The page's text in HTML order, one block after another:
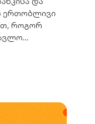
ერთობლივი
როგორ